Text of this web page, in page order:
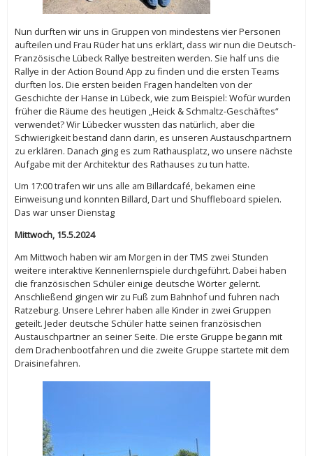
Nun durften wir uns in Gruppen von mindestens vier Personen
aufteilen und Frau Rüder hat uns erklärt, dass wir nun die Deutsch-
Französische Lübeck Rallye bestreiten werden. Sie half uns die
Rallye in der Action Bound App zu finden und die ersten Teams
durften los. Die ersten beiden Fragen handelten von der
Geschichte der Hanse in Lübeck, wie zum Beispiel: Wofür wurden
früher die Räume des heutigen „Heick & Schmaltz-Geschäftes“
verwendet? Wir Lübecker wussten das natürlich, aber die
Schwierigkeit bestand dann darin, es unseren Austauschpartnern
zu erklären. Danach ging es zum Rathausplatz, wo unsere nächste
Aufgabe mit der Architektur des Rathauses zu tun hatte.
Um 17:00 trafen wir uns alle am Billardcafé, bekamen eine
Einweisung und konnten Billard, Dart und Shuffleboard spielen.
Das war unser Dienstag
Mittwoch, 15.5.2024
Am Mittwoch haben wir am Morgen in der TMS zwei Stunden
weitere interaktive Kennenlernspiele durchgeführt. Dabei haben
die französischen Schüler einige deutsche Wörter gelernt.
Anschließend gingen wir zu Fuß zum Bahnhof und fuhren nach
Ratzeburg. Unsere Lehrer haben alle Kinder in zwei Gruppen
geteilt. Jeder deutsche Schüler hatte seinen französischen
Austauschpartner an seiner Seite. Die erste Gruppe begann mit
dem Drachenbootfahren und die zweite Gruppe startete mit dem
Draisinefahren.